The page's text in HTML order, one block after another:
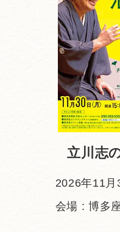
立川志
2026年11月
会場 : 博多